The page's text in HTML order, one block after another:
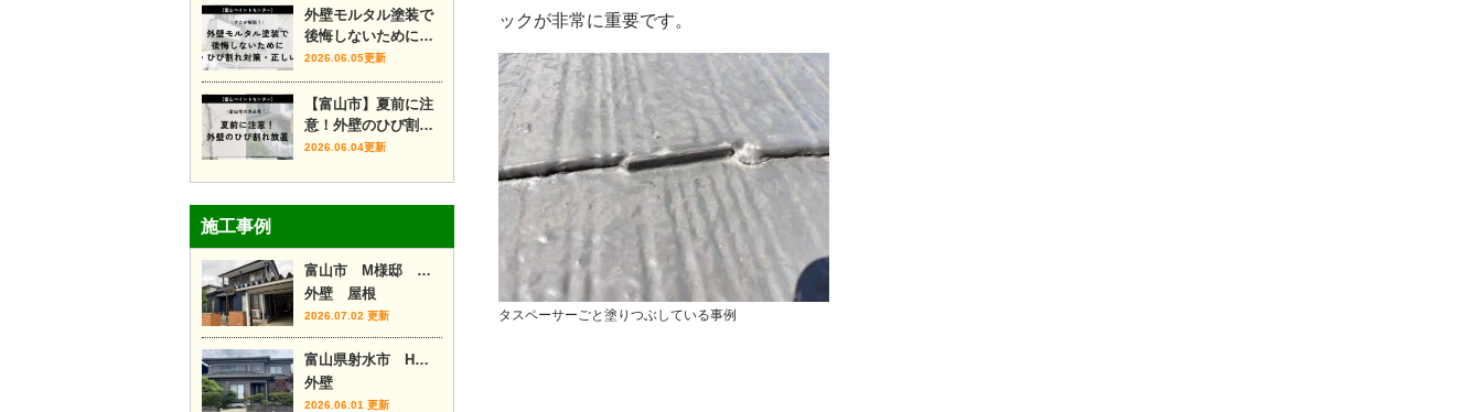
ックが非常に重要です。
タスペーサーごと塗りつぶしている事例
外壁モルタル塗装で
後悔しないために｜
費用・ひび割れ対
策・正しい時期をプ
ロが解説
2026.06.05更新
【富山市】夏前に注
意！外壁のひび割れ
放置
2026.06.04更新
施工事例
富山市 M様邸 外壁カバー工事
外壁 屋根
2026.07.02 更新
富山県射水市 H様邸
外壁
2026.06.01 更新